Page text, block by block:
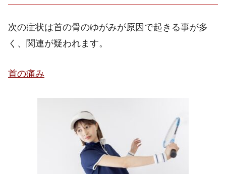
次の症状は首の骨のゆがみが原因で起きる事が多
く、関連が疑われます。
首の痛み